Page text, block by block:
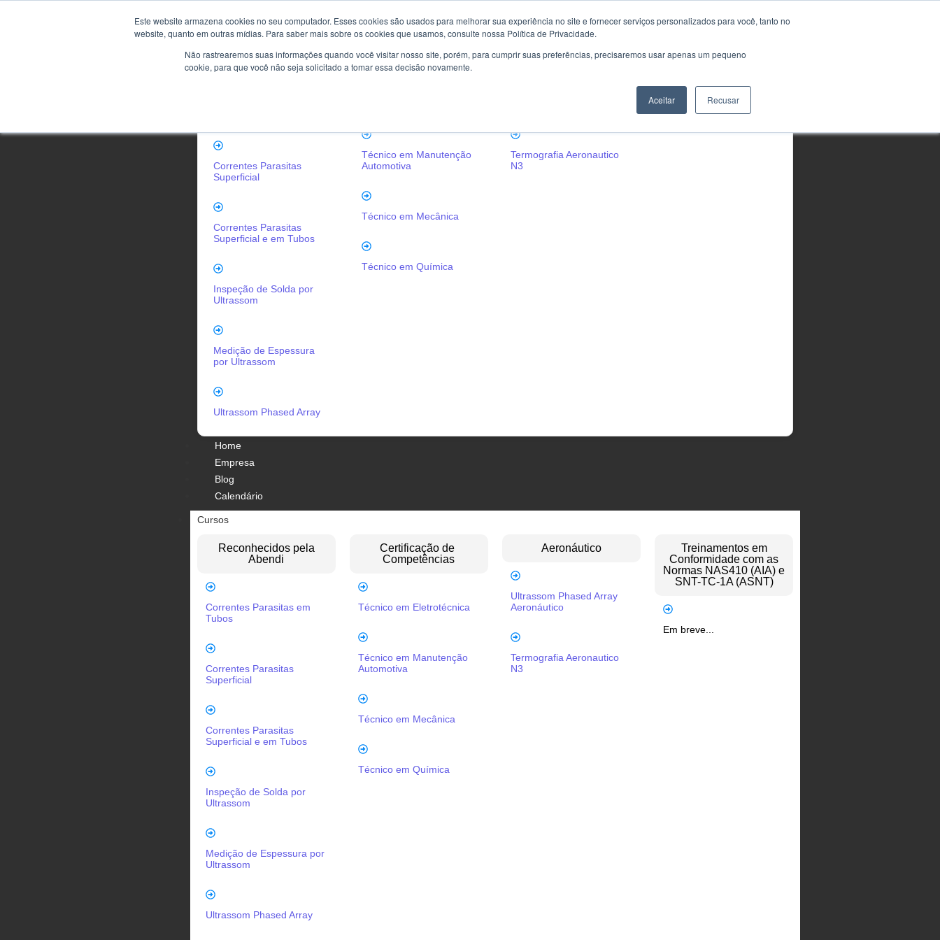
Este website armazena cookies no seu computador. Esses cookies são usados ​​para melhorar sua experiência no site e fornecer serviços personalizados para você, tanto no
website, quanto em outras mídias. Para saber mais sobre os cookies que usamos, consulte nossa Política de Privacidade.
Não rastrearemos suas informações quando você visitar nosso site, porém, para cumprir suas preferências, precisaremos usar apenas um pequeno
cookie, para que você não seja solicitado a tomar essa decisão novamente.
Aceitar Recusar
Cursos
Abendi
Correntes Parasitas
Superficial
Correntes Parasitas
Superficial e em Tubos
Inspeção de Solda por
Ultrassom
Medição de Espessura
por Ultrassom
Ultrassom Phased Array
Competências
Técnico em Manutenção
Automotiva
Técnico em Mecânica
Técnico em Química
Termografia Aeronautico
N3
Conformidade com as
Home
Empresa
Blog
Calendário
Cursos
Reconhecidos pela
Abendi
Correntes Parasitas em
Tubos
Correntes Parasitas
Superficial
Correntes Parasitas
Superficial e em Tubos
Inspeção de Solda por
Ultrassom
Medição de Espessura por
Ultrassom
Ultrassom Phased Array
Certificação de
Competências
Técnico em Eletrotécnica
Técnico em Manutenção
Automotiva
Técnico em Mecânica
Técnico em Química
Aeronáutico
Ultrassom Phased Array
Aeronáutico
Termografia Aeronautico
N3
Treinamentos em
Conformidade com as
Normas NAS410 (AIA) e
SNT-TC-1A (ASNT)
Em breve...